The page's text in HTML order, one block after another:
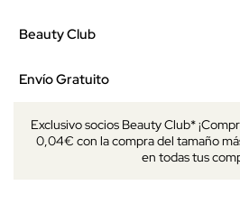
Beauty Club
Envío Gratuito
Exclusivo socios Beauty Club*
0,04€ con la compra del tamaño
en todas tus